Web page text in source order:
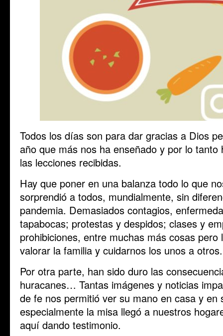
Todos los días son para dar gracias a Dios
año que más nos ha enseñado y por lo
las lecciones recibidas.
Hay que poner en una balanza todo lo que
sorprendió a todos, mundialmente, sin
pandemia. Demasiados contagios,
tapabocas; protestas y despidos; clases y
prohibiciones, entre muchas más cosas
valorar la familia y cuidarnos los unos a otros.
Por otra parte, han sido duro las
huracanes… Tantas imágenes y noticias
de fe nos permitió ver su mano en casa y en
especialmente la misa llegó a nuestros
aquí dando testimonio.